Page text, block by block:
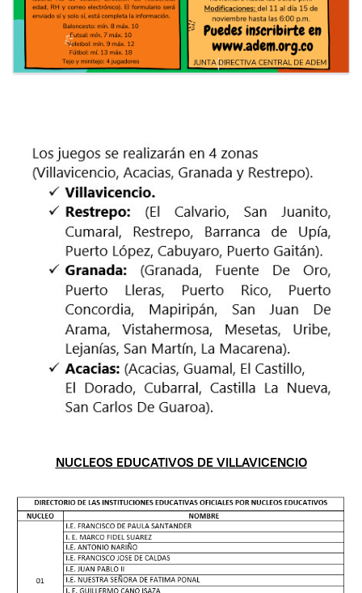
NUCLEOS EDUCATIVOS DE VILLAVICENCIO